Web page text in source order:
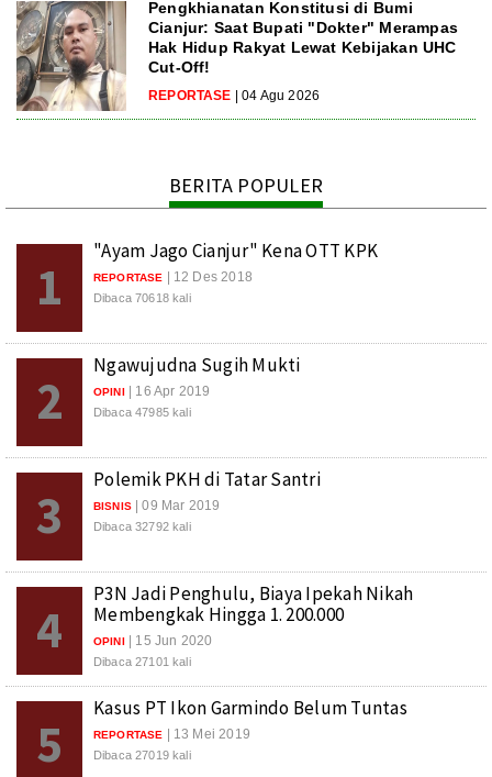
Pengkhianatan Konstitusi di Bumi
Cianjur: Saat Bupati "Dokter" Merampas
Hak Hidup Rakyat Lewat Kebijakan UHC
Cut-Off!
REPORTASE | 04 Agu 2026
BERITA POPULER
1
"Ayam Jago Cianjur" Kena OTT KPK
REPORTASE | 12 Des 2018
Dibaca 70618 kali
2
Ngawujudna Sugih Mukti
OPINI | 16 Apr 2019
Dibaca 47985 kali
3
Polemik PKH di Tatar Santri
BISNIS | 09 Mar 2019
Dibaca 32792 kali
4
P3N Jadi Penghulu, Biaya Ipekah Nikah
Membengkak Hingga 1. 200.000
OPINI | 15 Jun 2020
Dibaca 27101 kali
5
Kasus PT Ikon Garmindo Belum Tuntas
REPORTASE | 13 Mei 2019
Dibaca 27019 kali